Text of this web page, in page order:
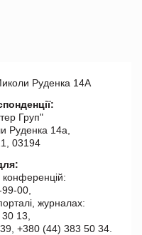
Руденка 14А
Груп"
Руденка 14а,
03194
конференцій:
00,
журналах:
13,
+380 (44) 383 50 34.